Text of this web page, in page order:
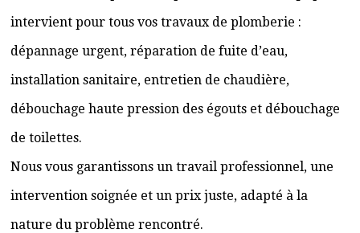
intervient pour tous vos travaux de plomberie :
dépannage urgent, réparation de fuite d’eau,
installation sanitaire, entretien de chaudière,
débouchage haute pression des égouts et débouchage
de toilettes.
Nous vous garantissons un travail professionnel, une
intervention soignée et un prix juste, adapté à la
nature du problème rencontré.